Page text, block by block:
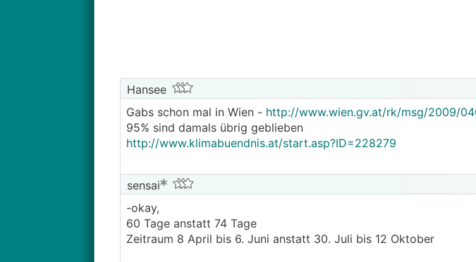
Hansee
Gabs schon mal in Wien - http://www.wien.gv.at/rk/msg/2009/
95% sind damals übrig geblieben
http://www.klimabuendnis.at/start.asp?ID=228279
sensai
-okay,
60 Tage anstatt 74 Tage
Zeitraum 8 April bis 6. Juni anstatt 30. Juli bis 12 Oktober